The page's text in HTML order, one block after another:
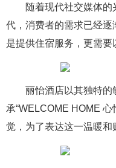
随着现代社交媒体
代，消费者的需求已经
是提供住宿服务，更需要
丽怡酒店以其独特的
承“WELCOME HOME
觉，为了表达这一温暖和